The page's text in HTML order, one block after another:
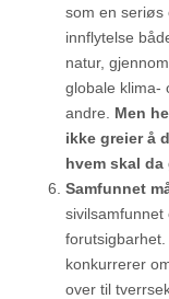
som en seriøs
innflytelse
natur,
globale klima-
andre. Men
ikke greier å
hvem skal da
Samfunnet
konkurrerer
over til